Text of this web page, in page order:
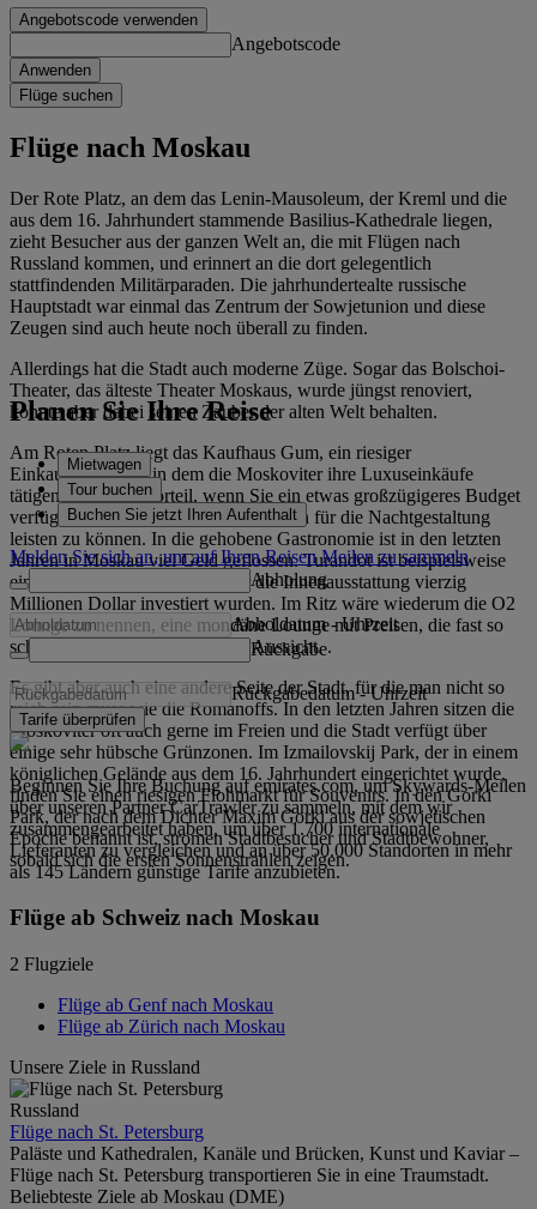
Angebotscode verwenden
Angebotscode
Anwenden
Flüge suchen
Flüge nach Moskau
Der Rote Platz, an dem das Lenin-Mausoleum, der Kreml und die
aus dem 16. Jahrhundert stammende Basilius-Kathedrale liegen,
zieht Besucher aus der ganzen Welt an, die mit Flügen nach
Russland kommen, und erinnert an die dort gelegentlich
stattfindenden Militärparaden. Die jahrhundertealte russische
Hauptstadt war einmal das Zentrum der Sowjetunion und diese
Zeugen sind auch heute noch überall zu finden.
Allerdings hat die Stadt auch moderne Züge. Sogar das Bolschoi-
Theater, das älteste Theater Moskaus, wurde jüngst renoviert,
konnte aber dabei seinen Zauber der alten Welt behalten.
Am Roten Platz liegt das Kaufhaus Gum, ein riesiger
Einkaufskomplex, in dem die Moskoviter ihre Luxuseinkäufe
tätigen. Es ist ein Vorteil, wenn Sie ein etwas großzügigeres Budget
verfügbar haben, um sich die Ausgaben für die Nachtgestaltung
leisten zu können. In die gehobene Gastronomie ist in den letzten
Jahren in Moskau viel Geld geflossen. Turandot ist beispielsweise
ein Restaurant, für das allein für die Innenausstattung vierzig
Millionen Dollar investiert wurden. Im Ritz wäre wiederum die O2
Lounge zu nennen, eine mondäne Lounge mit Preisen, die fast so
schwindelerregend sind wie die Aussicht. .
Es gibt aber auch eine andere Seite der Stadt, für die man nicht so
reich sein muss wie die Romanoffs. In den letzten Jahren sitzen die
Moskoviter oft auch gerne im Freien und die Stadt verfügt über
einige sehr hübsche Grünzonen. Im Izmailovskij Park, der in einem
königlichen Gelände aus dem 16. Jahrhundert eingerichtet wurde,
finden Sie einen riesigen Flohmarkt für Souvenirs. In den Gorki
Park, der nach dem Dichter Maxim Gorki aus der sowjetischen
Epoche benannt ist, strömen Stadtbesucher und Stadtbewohner,
sobald sich die ersten Sonnenstrahlen zeigen.
Planen Sie Ihre Reise
Mietwagen
Tour buchen
Buchen Sie jetzt Ihren Aufenthalt
Melden Sie sich an, um auf Ihren Reisen Meilen zu sammeln
Abholung
Abholdatum - Uhrzeit
Rückgabe
Rückgabedatum - Uhrzeit
Tarife überprüfen
Beginnen Sie Ihre Buchung auf emirates.com, um Skywards-Meilen
über unseren Partner CarTrawler zu sammeln, mit dem wir
zusammengearbeitet haben, um über 1.700 internationale
Lieferanten zu vergleichen und an über 50.000 Standorten in mehr
als 145 Ländern günstige Tarife anzubieten.
Flüge ab Schweiz nach Moskau
2 Flugziele
Flüge ab Genf nach Moskau
Flüge ab Zürich nach Moskau
Unsere Ziele in Russland
Russland
Flüge nach St. Petersburg
Paläste und Kathedralen, Kanäle und Brücken, Kunst und Kaviar –
Flüge nach St. Petersburg transportieren Sie in eine Traumstadt.
Beliebteste Ziele ab Moskau (DME)